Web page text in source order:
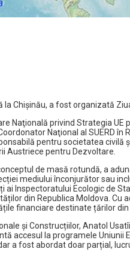
Chișinău, a fost organizată
Naţională privind Strategia
Naţional al SUERD
pentru societatea civilă
Austriece pentru Dezvoltare.
de masă rotundă, a
mediului înconjurător sau
ai Inspectoratului Ecologic de
din Republica Moldova.
financiare destinate țărilor din
și Construcțiilor, Anatol
accesul la programele
a fost abordat doar parțial,